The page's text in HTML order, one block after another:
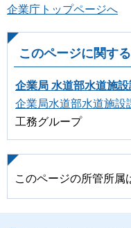
企業庁トップページへ
このページに関す
企業局 水道部水道施設
企業局水道部水道施設
工務グループ
このページの所管所属